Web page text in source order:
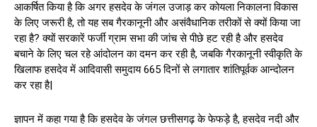
आकर्षित किया है कि अगर हसदेव के जंगल उजाड़ कर कोयला निकालना विकास
के लिए जरूरी है, तो यह सब गैरकानूनी और असंवैधानिक तरीकों से क्यों किया जा
रहा है? क्यों सरकारें फर्जी ग्राम सभा की जांच से पीछे हट रही है और हसदेव
बचाने के लिए चल रहे आंदोलन का दमन कर रही है, जबकि गैरकानूनी स्वीकृति के
खिलाफ हसदेव में आदिवासी समुदाय 665 दिनों से लगातार शांतिपूर्वक आन्दोलन
कर रहा है|
ज्ञापन में कहा गया है कि हसदेव के जंगल छत्तीसगढ़ के फेफड़े है, हसदेव नदी और